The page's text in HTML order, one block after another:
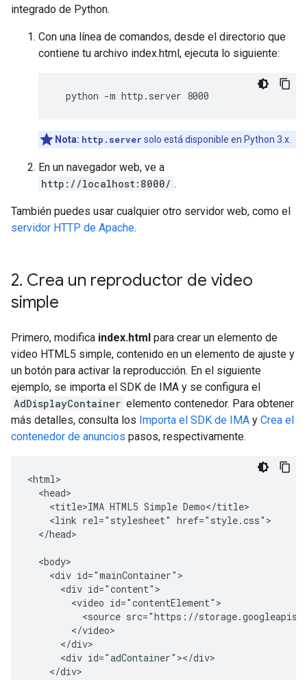
integrado de Python.
Con una línea de comandos, desde el directorio que
contiene tu archivo index.html, ejecuta lo siguiente:
  python -m http.server 8000
Nota: http.server solo está disponible en Python 3.x.
En un navegador web, ve a
http://localhost:8000/ .
También puedes usar cualquier otro servidor web, como el
servidor HTTP de Apache.
2. Crea un reproductor de video
simple
Primero, modifica index.html para crear un elemento de
video HTML5 simple, contenido en un elemento de ajuste y
un botón para activar la reproducción. En el siguiente
ejemplo, se importa el SDK de IMA y se configura el
AdDisplayContainer elemento contenedor. Para obtener
más detalles, consulta los Importa el SDK de IMA y Crea el
contenedor de anuncios pasos, respectivamente.
<html>
  <head>
    <title>IMA HTML5 Simple Demo</title>
    <link rel="stylesheet" href="style.css">
  </head>
  <body>
    <div id="mainContainer">
      <div id="content">
        <video id="contentElement">
<source src="https://
        </video>
      </div>
      <div id="adContainer"></div>
    </div>